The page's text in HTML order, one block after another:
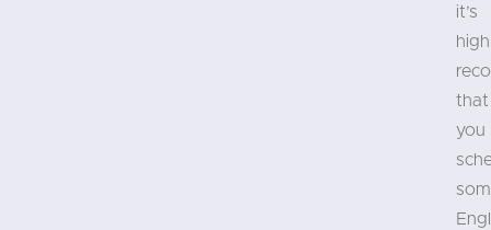
it’s
that
you